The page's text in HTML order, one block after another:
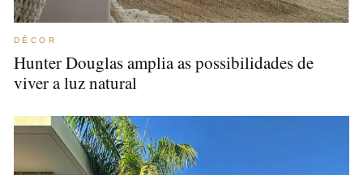
DÉCOR
Hunter Douglas amplia as possibilidades de
viver a luz natural